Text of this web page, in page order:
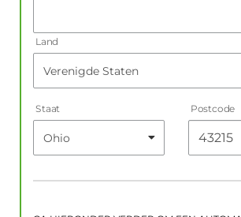
Land
Staat Postcode